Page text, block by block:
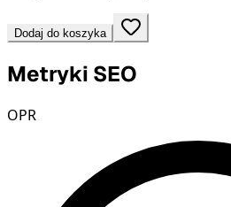
Dodaj do koszyka
Metryki SEO
OPR